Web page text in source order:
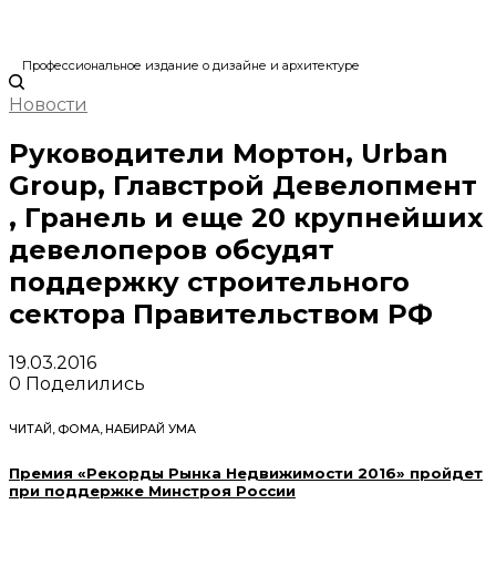
Профессиональное издание о дизайне и архитектуре
Новости
Руководители Мортон, Urban
Group, Главстрой Девелопмент
, Гранель и еще 20 крупнейших
девелоперов обсудят
поддержку строительного
сектора Правительством РФ
19.03.2016
0 Поделились
ЧИТАЙ, ФОМА, НАБИРАЙ УМА
Премия «Рекорды Рынка Недвижимости 2016» пройдет
при поддержке Минстроя России